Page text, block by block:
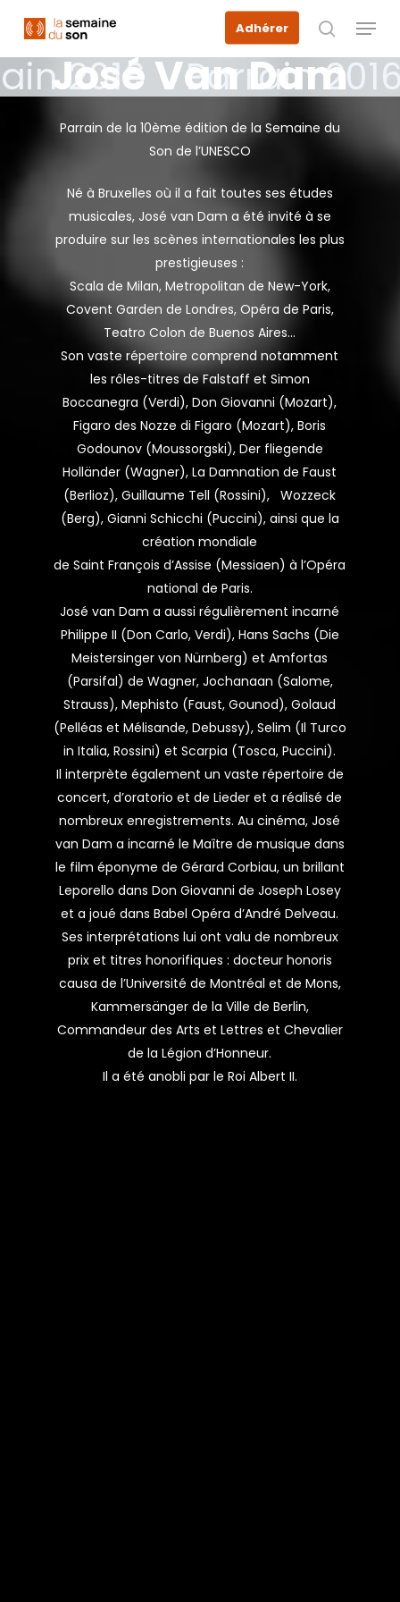
main
content
Adhérer
recherche
Menu
2016 Parrain 2016
JoséVanDam
Parrain de la 10ème édition de la Semaine du
Son de l’UNESCO
Né à Bruxelles où il a fait toutes ses études
musicales, José van Dam a été invité à se
produire sur les scènes internationales les plus
prestigieuses :
Scala de Milan, Metropolitan de New-York,
Covent Garden de Londres, Opéra de Paris,
Teatro Colon de Buenos Aires…
Son vaste répertoire comprend notamment
les rôles-titres de Falstaff et Simon
Boccanegra (Verdi), Don Giovanni (Mozart),
Figaro des Nozze di Figaro (Mozart), Boris
Godounov (Moussorgski), Der fliegende
Holländer (Wagner), La Damnation de Faust
(Berlioz), Guillaume Tell (Rossini), Wozzeck
(Berg), Gianni Schicchi (Puccini), ainsi que la
création mondiale
de Saint François d’Assise (Messiaen) à l’Opéra
national de Paris.
José van Dam a aussi régulièrement incarné
Philippe II (Don Carlo, Verdi), Hans Sachs (Die
Meistersinger von Nürnberg) et Amfortas
(Parsifal) de Wagner, Jochanaan (Salome,
Strauss), Mephisto (Faust, Gounod), Golaud
(Pelléas et Mélisande, Debussy), Selim (Il Turco
in Italia, Rossini) et Scarpia (Tosca, Puccini).
Il interprète également un vaste répertoire de
concert, d’oratorio et de Lieder et a réalisé de
nombreux enregistrements. Au cinéma, José
van Dam a incarné le Maître de musique dans
le film éponyme de Gérard Corbiau, un brillant
Leporello dans Don Giovanni de Joseph Losey
et a joué dans Babel Opéra d’André Delveau.
Ses interprétations lui ont valu de nombreux
prix et titres honorifiques : docteur honoris
causa de l’Université de Montréal et de Mons,
Kammersänger de la Ville de Berlin,
Commandeur des Arts et Lettres et Chevalier
de la Légion d’Honneur.
Il a été anobli par le Roi Albert II.